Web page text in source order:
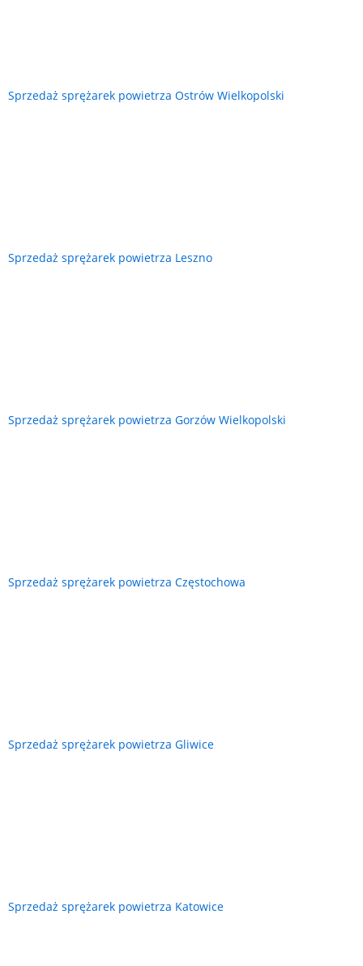
Sprzedaż sprężarek powietrza Ostrów Wielkopolski
Sprzedaż sprężarek powietrza Leszno
Sprzedaż sprężarek powietrza Gorzów Wielkopolski
Sprzedaż sprężarek powietrza Częstochowa
Sprzedaż sprężarek powietrza Gliwice
Sprzedaż sprężarek powietrza Katowice